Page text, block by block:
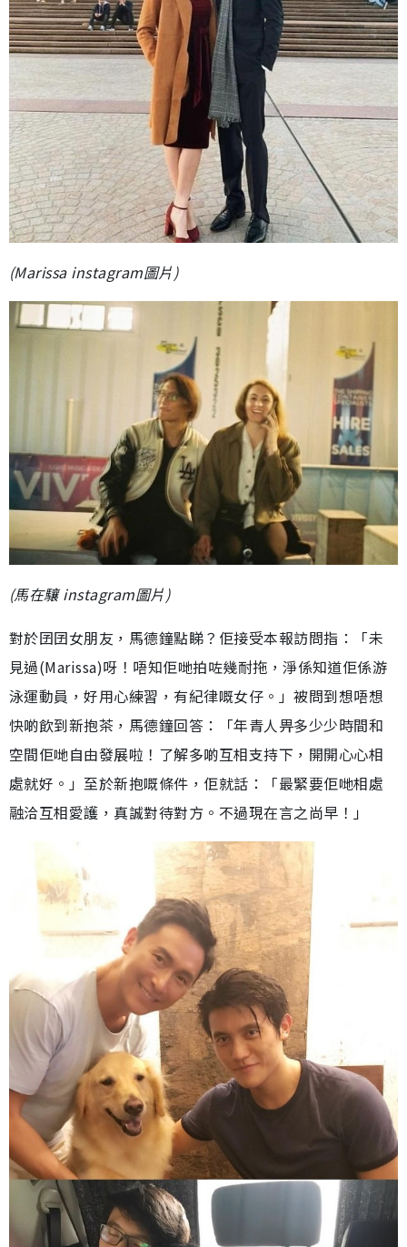
(Marissa instagram圖片)
(馬在驤 instagram圖片)
對於囝囝女朋友，馬德鐘點睇？佢接受本報訪問指：「未
見過(Marissa)呀！唔知佢哋拍咗幾耐拖，淨係知道佢係游
泳運動員，好用心練習，有紀律嘅女仔。」被問到想唔想
快啲飲到新抱茶，馬德鐘回答：「年青人畀多少少時間和
空間佢哋自由發展啦！了解多啲互相支持下，開開心心相
處就好。」至於新抱嘅條件，佢就話：「最緊要佢哋相處
融洽互相愛護，真誠對待對方。不過現在言之尚早！」